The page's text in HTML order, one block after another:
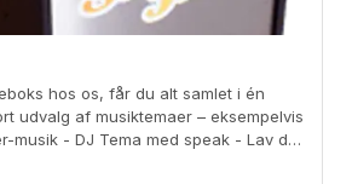
hos os, får du alt samlet i én
musik - DJ Tema med speak - Lav din
- Musik akkompagnement til